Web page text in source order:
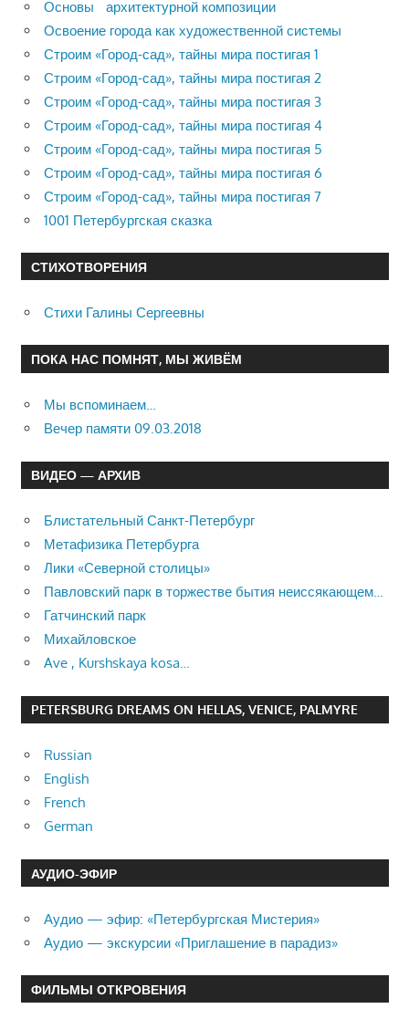
Основы архитектурной композиции
Освоение города как художественной системы
Строим «Город-сад», тайны мира постигая 1
Строим «Город-сад», тайны мира постигая 2
Строим «Город-сад», тайны мира постигая 3
Строим «Город-сад», тайны мира постигая 4
Строим «Город-сад», тайны мира постигая 5
Строим «Город-сад», тайны мира постигая 6
Строим «Город-сад», тайны мира постигая 7
1001 Петербургская сказка
СТИХОТВОРЕНИЯ
Стихи Галины Сергеевны
ПОКА НАС ПОМНЯТ, МЫ ЖИВЁМ
Мы вспоминаем…
Вечер памяти 09.03.2018
ВИДЕО — АРХИВ
Блистательный Санкт-Петербург
Метафизика Петербурга
Лики «Северной столицы»
Павловский парк в торжестве бытия неиссякающем…
Гатчинский парк
Михайловское
Ave , Kurshskaya kosa…
PETERSBURG DREAMS ON HELLAS, VENICE, PALMYRE
Russian
English
French
German
АУДИО-ЭФИР
Аудио — эфир: «Петербургская Мистерия»
Аудио — экскурсии «Приглашение в парадиз»
ФИЛЬМЫ ОТКРОВЕНИЯ